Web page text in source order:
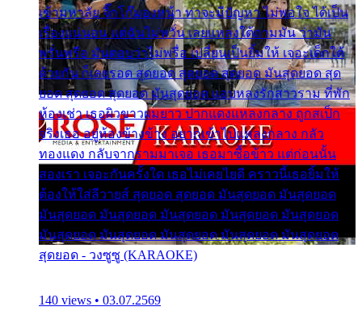
เข้ามหาลัย จิ๊กโก๊มองหน้า ท่าจะมีปัญหา ไม่พอใจ ได้เป็น
เรื่องแน่นอน แต่ฉันไม่หวั่น เลยแหลงใต้ถามมัน ว่ามัน
พรั่นพรือ มันตอบว่าไม่พรื่อ เปลี่ยนเป็นยิ้มให้ เจอะเด็กใต้
ด้วยกัน ก็เลยรอด สุดยอด สุดยอด สุดยอด มันสุดยอด สุด
ยอด สุดยอด สุดยอด มันสุดยอด แอบหลงรักสาวราม ที่พัก
ห้องเช่า เธอผิวขาวผมยาว ปากแดงแหลงกลาง ถูกสเป็ก
จริงเธอ อยู่ห้องข้างข้าง อยากเข้าไปแหลงกลาง กลัว
ทองแดง กลับจากรามมาเจอ เธอมาซื้อข้าว แต่ก่อนนั้น
สองเรา เจอะกันครั้งใด เธอไม่เคยไยดี คราวนี้เธอยิ้มให้
ต้องให้ใส่ลีวายส์ สุดยอด สุดยอด มันสุดยอด มันสุดยอด
มันสุดยอด มันสุดยอด มันสุดยอด มันสุดยอด มันสุดยอด
มันสุดยอด มันสุดยอด มันสุดยอด มันสุดยอด มันสุดยอด
สุดยอด - วงซูซู (KARAOKE)
140 views • 03.07.2569